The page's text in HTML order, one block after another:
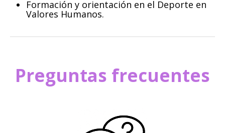
Formación y orientación en el Deporte en
Valores Humanos.
Preguntas frecuentes